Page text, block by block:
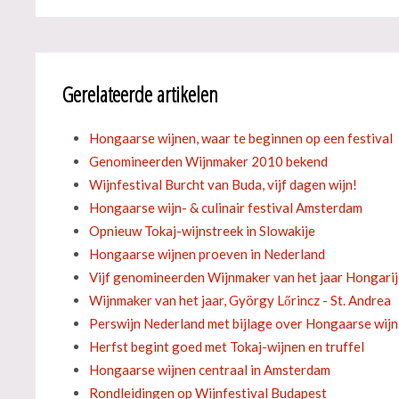
Gerelateerde artikelen
Hongaarse wijnen, waar te beginnen op een festival
Genomineerden Wijnmaker 2010 bekend
Wijnfestival Burcht van Buda, vijf dagen wijn!
Hongaarse wijn- & culinair festival Amsterdam
Opnieuw Tokaj-wijnstreek in Slowakije
Hongaarse wijnen proeven in Nederland
Vijf genomineerden Wijnmaker van het jaar
Wijnmaker van het jaar, György Lőrincz - St. Andrea
Perswijn Nederland met bijlage over Hongaarse wijn
Herfst begint goed met Tokaj-wijnen en truffel
Hongaarse wijnen centraal in Amsterdam
Rondleidingen op Wijnfestival Budapest